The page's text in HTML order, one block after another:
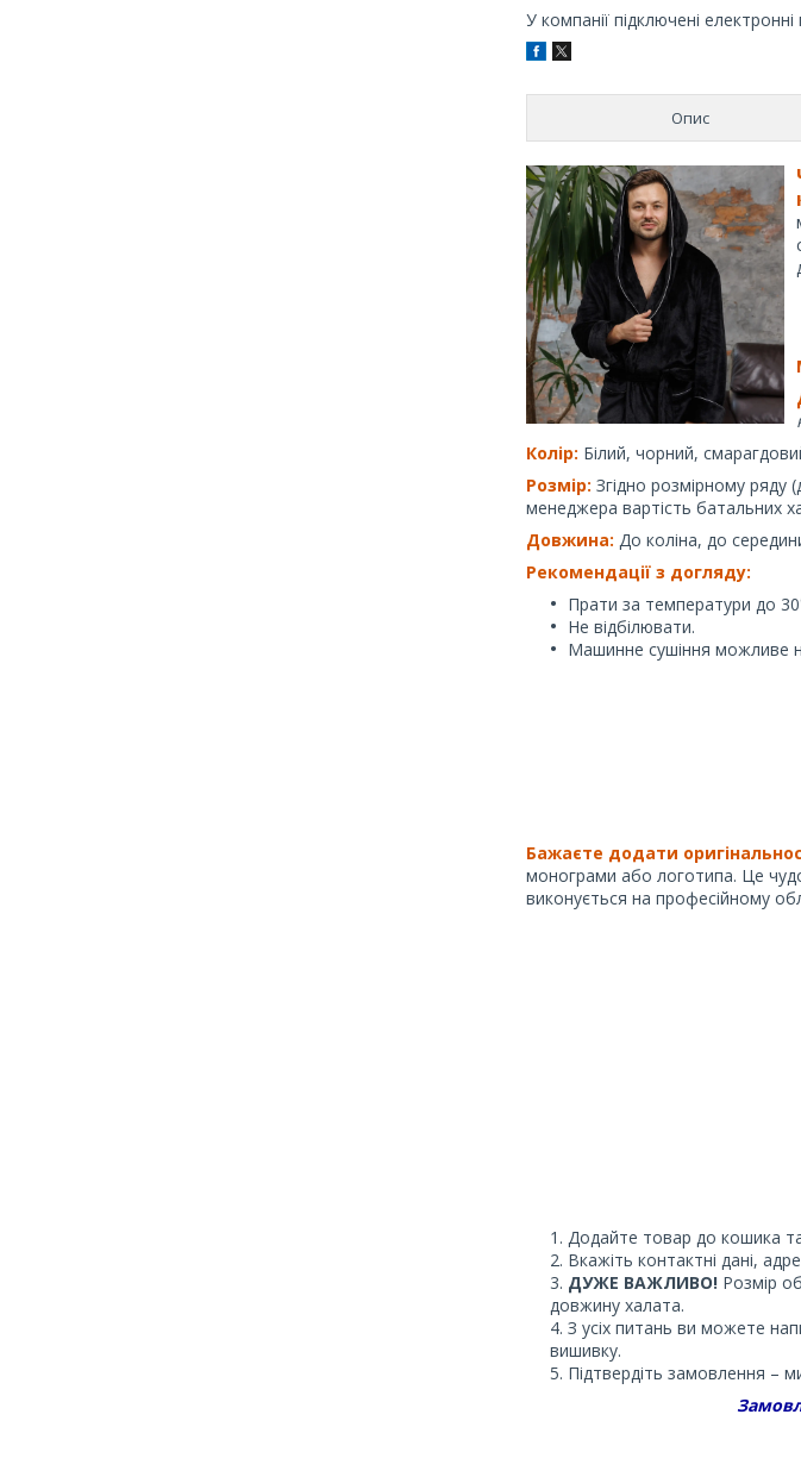
У компанії підключені
Опис
Колір: Білий, чорний,
Розмір: Згідно розмірному ряду
менеджера вартість батальних
Довжина: До коліна, до
Рекомендації з догляду:
Прати за температури до
Не відбілювати.
Машинне сушіння можливе
Бажаєте додати
монограми або логотипа. Це
виконується на професійному
Додайте товар до кошика
Вкажіть контактні дані,
ДУЖЕ ВАЖЛИВО! Розмір
довжину халата.
З усіх питань ви можете
вишивку.
Підтвердіть замовлення –